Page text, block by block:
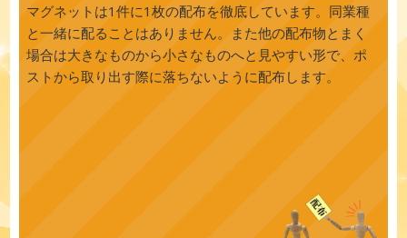
マグネットは1件に1枚の配布を徹底しています。同業種
と一緒に配ることはありません。また他の配布物とまく
場合は大きなものから小さなものへと見やすい形で、ポ
ストから取り出す際に落ちないように配布します。